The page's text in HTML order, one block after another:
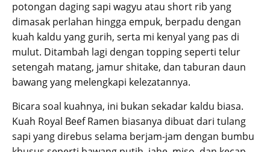
potongan daging sapi wagyu atau short rib yang
dimasak perlahan hingga empuk, berpadu dengan
kuah kaldu yang gurih, serta mi kenyal yang pas di
mulut. Ditambah lagi dengan topping seperti telur
setengah matang, jamur shitake, dan taburan daun
bawang yang melengkapi kelezatannya.
Bicara soal kuahnya, ini bukan sekadar kaldu biasa.
Kuah Royal Beef Ramen biasanya dibuat dari tulang
sapi yang direbus selama berjam-jam dengan bumbu